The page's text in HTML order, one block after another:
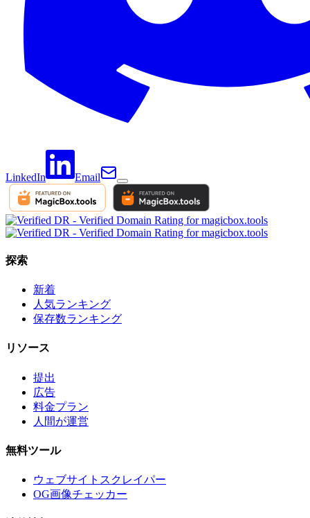
LinkedIn Email
探索
新着
人気ランキング
保存数ランキング
リソース
提出
広告
料金プラン
人間が運営
無料ツール
ウェブサイトスクレイパー
OG画像チェッカー